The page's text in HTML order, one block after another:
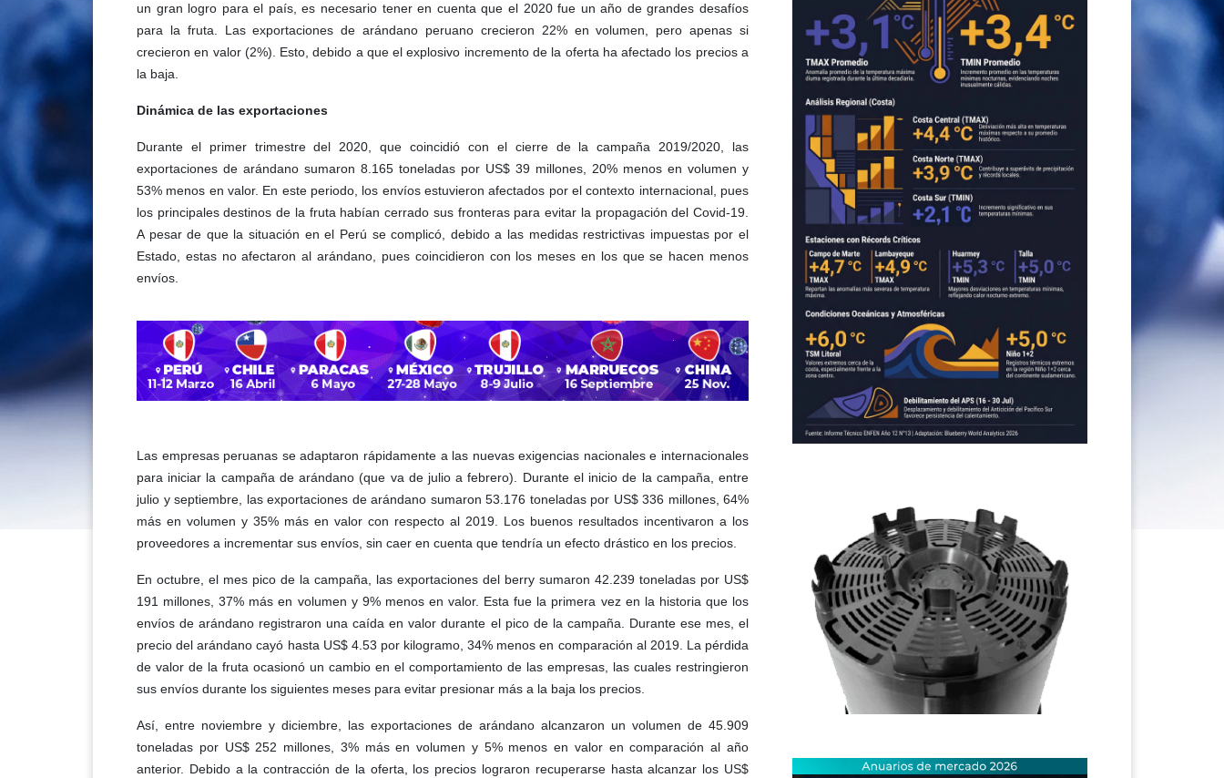
un gran logro para el país, es necesario tener en cuenta que el 2020 fue un año de grandes desafíos
para la fruta. Las exportaciones de arándano peruano crecieron 22% en volumen, pero apenas si
crecieron en valor (2%). Esto, debido a que el explosivo incremento de la oferta ha afectado los precios a
la baja.
Dinámica de las exportaciones
Durante el primer trimestre del 2020, que coincidió con el cierre de la campaña 2019/2020, las
exportaciones de arándano sumaron 8.165 toneladas por US$ 39 millones, 20% menos en volumen y
53% menos en valor. En este periodo, los envíos estuvieron afectados por el contexto internacional, pues
los principales destinos de la fruta habían cerrado sus fronteras para evitar la propagación del Covid-19.
A pesar de que la situación en el Perú se complicó, debido a las medidas restrictivas impuestas por el
Estado, estas no afectaron al arándano, pues coincidieron con los meses en los que se hacen menos
envíos.
Las empresas peruanas se adaptaron rápidamente a las nuevas exigencias nacionales e internacionales
para iniciar la campaña de arándano (que va de julio a febrero). Durante el inicio de la campaña, entre
julio y septiembre, las exportaciones de arándano sumaron 53.176 toneladas por US$ 336 millones, 64%
más en volumen y 35% más en valor con respecto al 2019. Los buenos resultados incentivaron a los
proveedores a incrementar sus envíos, sin caer en cuenta que tendría un efecto drástico en los precios.
En octubre, el mes pico de la campaña, las exportaciones del berry sumaron 42.239 toneladas por US$
191 millones, 37% más en volumen y 9% menos en valor. Esta fue la primera vez en la historia que los
envíos de arándano registraron una caída en valor durante el pico de la campaña. Durante ese mes, el
precio del arándano cayó hasta US$ 4.53 por kilogramo, 34% menos en comparación al 2019. La pérdida
de valor de la fruta ocasionó un cambio en el comportamiento de las empresas, las cuales restringieron
sus envíos durante los siguientes meses para evitar presionar más a la baja los precios.
Así, entre noviembre y diciembre, las exportaciones de arándano alcanzaron un volumen de 45.909
toneladas por US$ 252 millones, 3% más en volumen y 5% menos en valor en comparación al año
anterior. Debido a la contracción de la oferta, los precios lograron recuperarse hasta alcanzar los US$